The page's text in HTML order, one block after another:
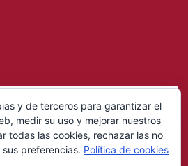
y de terceros para garantizar el
medir su uso y mejorar nuestros
todas las cookies, rechazar las no
preferencias. Política de cookies